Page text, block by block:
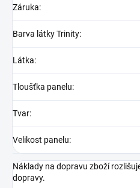
Záruka:
Barva látky Trinity:
Látka:
Tloušťka panelu:
Tvar:
Velikost panelu:
Náklady na dopravu zboží
dopravy.